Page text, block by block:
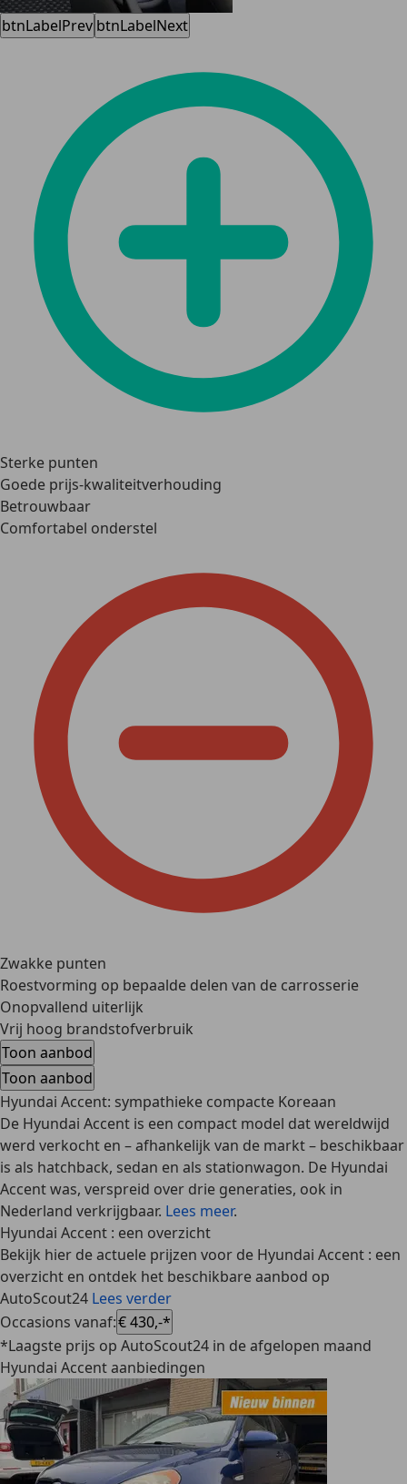
btnLabelPrev btnLabelNext
Sterke punten
Goede prijs-kwaliteitverhouding
Betrouwbaar
Comfortabel onderstel
Zwakke punten
Roestvorming op bepaalde delen van de carrosserie
Onopvallend uiterlijk
Vrij hoog brandstofverbruik
Toon aanbod
Toon aanbod
Hyundai Accent: sympathieke compacte Koreaan
De Hyundai Accent is een compact model dat wereldwijd
werd verkocht en – afhankelijk van de markt – beschikbaar
is als hatchback, sedan en als stationwagon. De Hyundai
Accent was, verspreid over drie generaties, ook in
Nederland verkrijgbaar. Lees meer.
Hyundai Accent : een overzicht
Bekijk hier de actuele prijzen voor de Hyundai Accent : een
overzicht en ontdek het beschikbare aanbod op
AutoScout24 Lees verder
Occasions vanaf:€ 430,-*
*Laagste prijs op AutoScout24 in de afgelopen maand
Hyundai Accent aanbiedingen